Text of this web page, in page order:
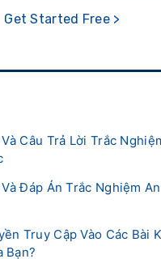
Get Started Free >
Câu Trả Lời Trắc
Đáp Án Trắc Nghiệm
Truy Cập Vào Các Bài
Bạn?